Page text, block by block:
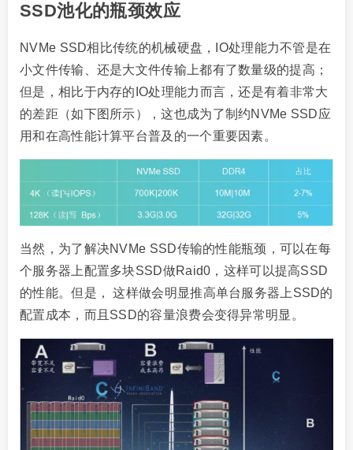
SSD池化的瓶颈效应
NVMe SSD相比传统的机械硬盘，IO处理能力不管是在
小文件传输、还是大文件传输上都有了数量级的提高；
但是，相比于内存的IO处理能力而言，还是有着非常大
的差距（如下图所示），这也成为了制约NVMe SSD应
用和在高性能计算平台普及的一个重要因素。
当然，为了解决NVMe SSD传输的性能瓶颈，可以在每
个服务器上配置多块SSD做Raid0，这样可以提高SSD
的性能。但是， 这样做会明显推高单台服务器上SSD的
配置成本，而且SSD的容量浪费会变得异常明显。